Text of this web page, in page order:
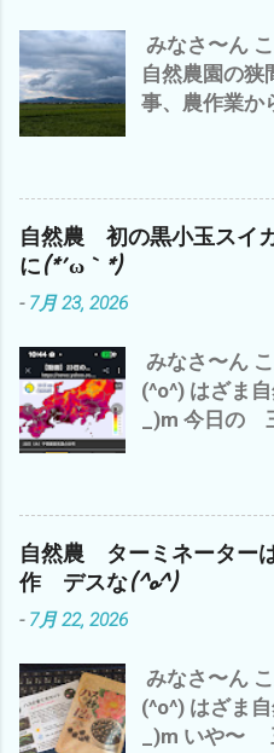
やっぱ、 好
好きなところ
が、 一番 コ
り、詰めるほ
出C自然農園
刈り 黒小玉
まっ ほど
自然農を 楽
ゃん、今 我
との 睨み合
みなさ〜ん
自然農園の狭
事、農作業か
前中は、猛
の夕立 雨
チョッと 日
了で、 今日
は、 涼しい
ブログアッ
The
ィセント・セ
ク産業
どきの映画で
m(_ _)m 追伸
自然農 初の黒小玉スイ
に(*´ω｀*)
- 7月 23, 2026
みなさ〜ん
(^o^) はざま
_)m 今日の
前中は、 梅
神田新規開
自然農園の
楽しみにし
なんか？ 長
こっ コレは
シッポ(*´ω｀
自然農 ターミネーター
作 デスな(^o^)
- 7月 22, 2026
みなさ〜ん
(^o^) はざま
_)m いや〜